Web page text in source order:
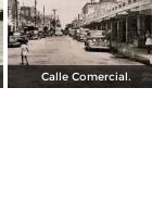
Calle Comercial.